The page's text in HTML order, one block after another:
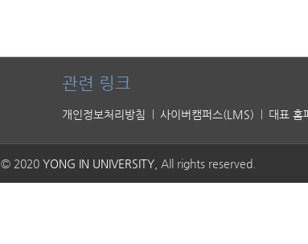
관련 링크
개인정보처리방침 사이버캠퍼스(LMS) 대표 홈
© 2020 YONG IN UNIVERSITY, All rights reserved.